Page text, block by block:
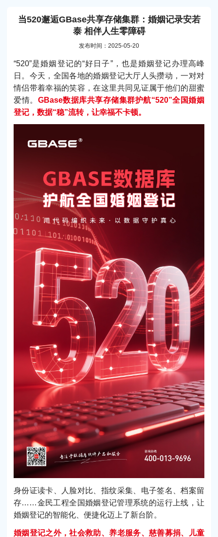
当520邂逅GBase共享存储集群：婚姻记录安若
泰 相伴人生零障碍
发布时间：2025-05-20
“520”是婚姻登记的“好日子”，也是婚姻登记办理高峰
日。今天，全国各地的婚姻登记大厅人头攒动，一对对
情侣带着幸福的笑容，在这里共同见证属于他们的甜蜜
爱情。 GBase数据库共享存储集群护航“520”全国婚姻
登记，数据“稳”流转，让幸福不卡顿。
身份证读卡、人脸对比、指纹采集、电子签名、档案留
存……金民工程全国婚姻登记管理系统的运行上线，让
婚姻登记的智能化、便捷化迈上了新台阶。
婚姻登记之外，社会救助、养老服务、慈善募捐、儿童